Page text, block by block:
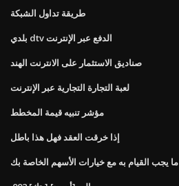
طريقة تداول الشبكة
بلدي dtv الدفع عبر الإنترنت
صناديق الاستثمار على الانترنت الهند
لعبة التجارة التجارية عبر الإنترنت
مؤشر تنبيه قيمة المخطط
إذا خرقت العقد فهل هذا باطل
ما يجب القيام به مع خيارات الأسهم الخاصة بك